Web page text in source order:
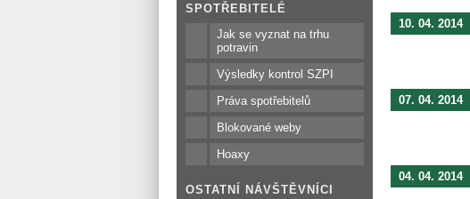
SPOTŘEBITELÉ
Jak se vyznat na trhu
potravin
Výsledky kontrol SZPI
Práva spotřebitelů
Blokované weby
Hoaxy
OSTATNÍ NÁVŠTĚVNÍCI
10. 04. 2014
07. 04. 2014
04. 04. 2014